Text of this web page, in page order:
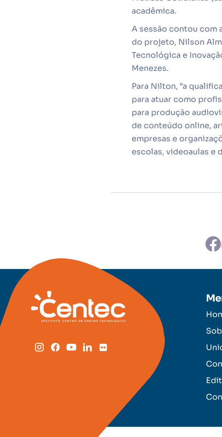
acadêmica.
A sessão contou com
do projeto, Nilson
Tecnológica e
Menezes.
Para Nilton, “a
para atuar como
para produção
de conteúdo online,
empresas e
escolas, videoaulas e